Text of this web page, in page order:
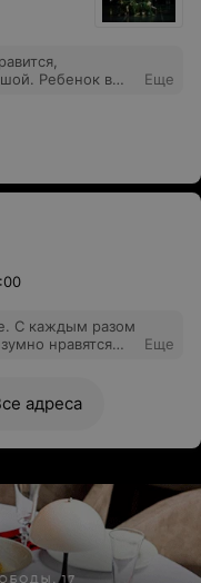
Ребенок в
Еще
С каждым разом
нравятся
)
Еще
адреса